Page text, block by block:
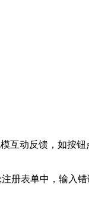
互动反馈，如按钮
册表单中，输入